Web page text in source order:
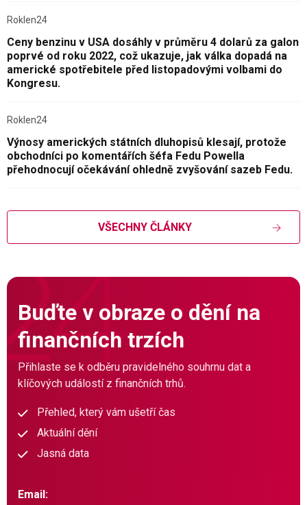
Roklen24
Ceny benzinu v USA dosáhly v průměru 4 dolarů za galon
poprvé od roku 2022, což ukazuje, jak válka dopadá na
americké spotřebitele před listopadovými volbami do
Kongresu.
Roklen24
Výnosy amerických státních dluhopisů klesají, protože
obchodníci po komentářích šéfa Fedu Powella
přehodnocují očekávání ohledně zvyšování sazeb Fedu.
VŠECHNY ČLÁNKY
Buďte v obraze o dění na
finančních trzích
Přihlaste se k odběru pravidelného souhrnu dat a
klíčových událostí z finančních trhů.
Přehled, který vám ušetří čas
Aktuální dění
Jasná data
Email: